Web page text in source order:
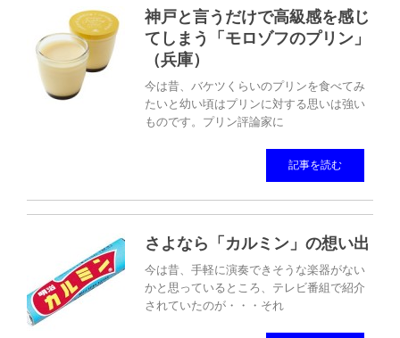
神戸と言うだけで高級感を感じ
てしまう「モロゾフのプリン」
（兵庫）
今は昔、バケツくらいのプリンを食べてみ
たいと幼い頃はプリンに対する思いは強い
ものです。プリン評論家に
記事を読む
さよなら「カルミン」の想い出
今は昔、手軽に演奏できそうな楽器がない
かと思っているところ、テレビ番組で紹介
されていたのが・・・それ